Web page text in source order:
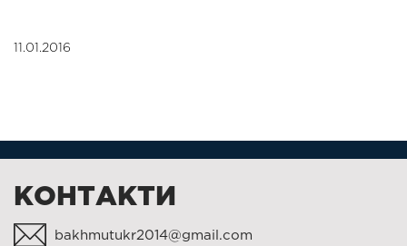
11.01.2016
КОНТАКТИ
bakhmutukr2014@gmail.com